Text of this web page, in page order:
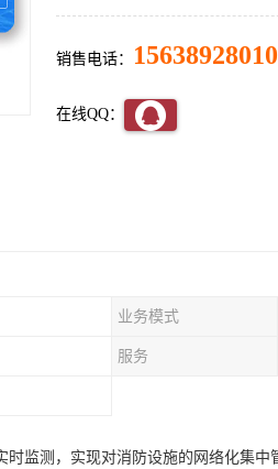
销售电话： 15638928010
在线QQ：
业务模式
服务
监测，实现对消防设施的网络化集